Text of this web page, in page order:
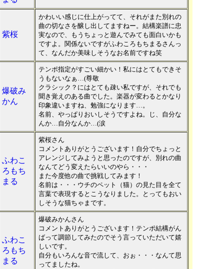
紫桜
かわいい感じに仕上がってて、それがまた別れの
曲の切なさを醸し出してますねー。結構楽譜に忠
実なので、もうちょっと遊んでみても面白いかも
ですよ。関係ないですがふわころもちまるさんっ
て、なんだか美味しそうなお名前ですね笑
爆破み
かん
テンポ指定がすごい細かい！私にはとてもできそ
うもないなぁ…(尊敬
クラシック？にはとても疎い私ですが、それでも
聞き覚えのある曲でした。楽器が変わるとかなり
印象違いますね、勉強になります…。
名前、やっぱりおいしそうですよね。じ、自分な
んか…自分なんか…(涙
ふわこ
ろもち
まる
紫桜さん
コメントありがとうございます！自分でちょっと
アレンジしてみようと思ったのですが、別れの曲
なんてどう変えたらいいのやら・・・
また今度他の曲で挑戦してみます！
名前は・・・ウチのペット（猫）の見た目を全て
言葉で表現するとこうなりました。とってもおい
しそうな猫ちゃまです。
ふわこ
ろもち
まる
爆破みかんさん
コメントありがとうございます！テンポ結構がん
ばって調節してみたのでそう言っていただいて嬉
しいです。
自分もいろんな音で流して、おぉ・・・なんて思
ってましたね。